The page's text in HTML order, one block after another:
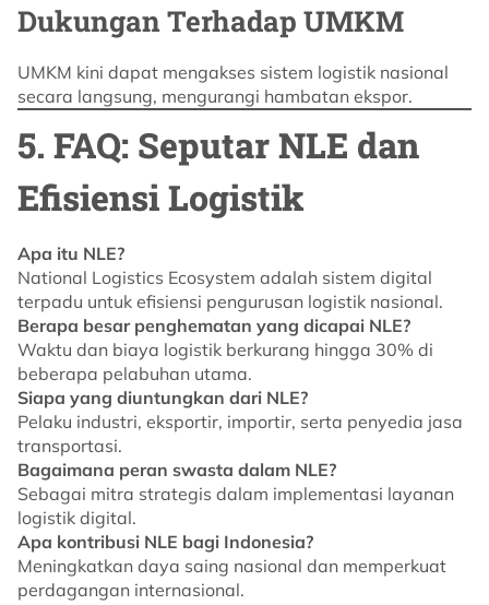
Dukungan Terhadap UMKM
UMKM kini dapat mengakses sistem logistik nasional
secara langsung, mengurangi hambatan ekspor.
5. FAQ: Seputar NLE dan
Efisiensi Logistik
Apa itu NLE?
National Logistics Ecosystem adalah sistem digital
terpadu untuk efisiensi pengurusan logistik nasional.
Berapa besar penghematan yang dicapai NLE?
Waktu dan biaya logistik berkurang hingga 30% di
beberapa pelabuhan utama.
Siapa yang diuntungkan dari NLE?
Pelaku industri, eksportir, importir, serta penyedia jasa
transportasi.
Bagaimana peran swasta dalam NLE?
Sebagai mitra strategis dalam implementasi layanan
logistik digital.
Apa kontribusi NLE bagi Indonesia?
Meningkatkan daya saing nasional dan memperkuat
perdagangan internasional.